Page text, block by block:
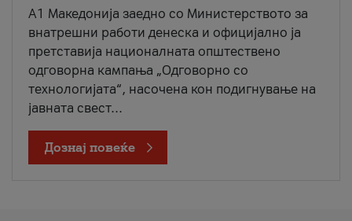
A1 Македонија заедно со Министерството за
внатрешни работи денеска и официјално ја
претставија националната општествено
одговорна кампања „Одговорно со
технологијата“, насочена кон подигнување на
јавната свест...
Дознај повеќе